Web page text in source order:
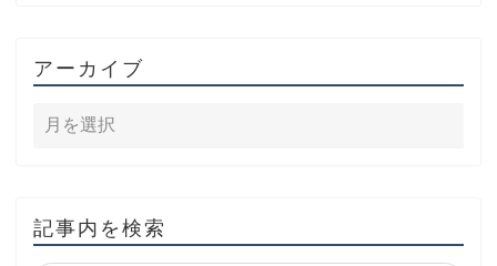
アーカイブ
記事内を検索